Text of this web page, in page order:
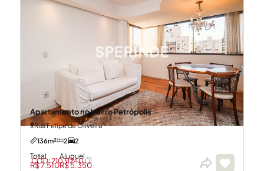
Apartamento no bairro Petrópolis
Rua Felipe de Oliveira
136m²
2 2
Total
R$ 7.510
Aluguel
R$ 5.350
CÓD: 21031240